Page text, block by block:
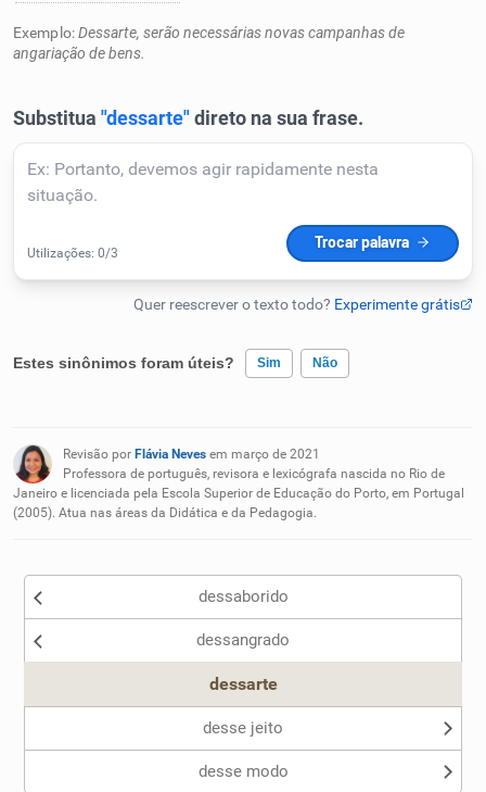
Cata-letras
Conexões
Caça-palavras
Dicionário
Exemplo:Dessarte, serão necessárias novas campanhas de
angariação de bens.
Estes sinônimos foram úteis? Sim Não
Nenhum dos sinônimos apresentados me ajudou
Outro
Revisão por Flávia Neves em março de 2021
Professora de português, revisora e lexicógrafa nascida no Rio de
Janeiro e licenciada pela Escola Superior de Educação do Porto, em Portugal
(2005). Atua nas áreas da Didática e da Pedagogia.
dessaborido
dessangrado
dessarte
desse jeito
desse modo